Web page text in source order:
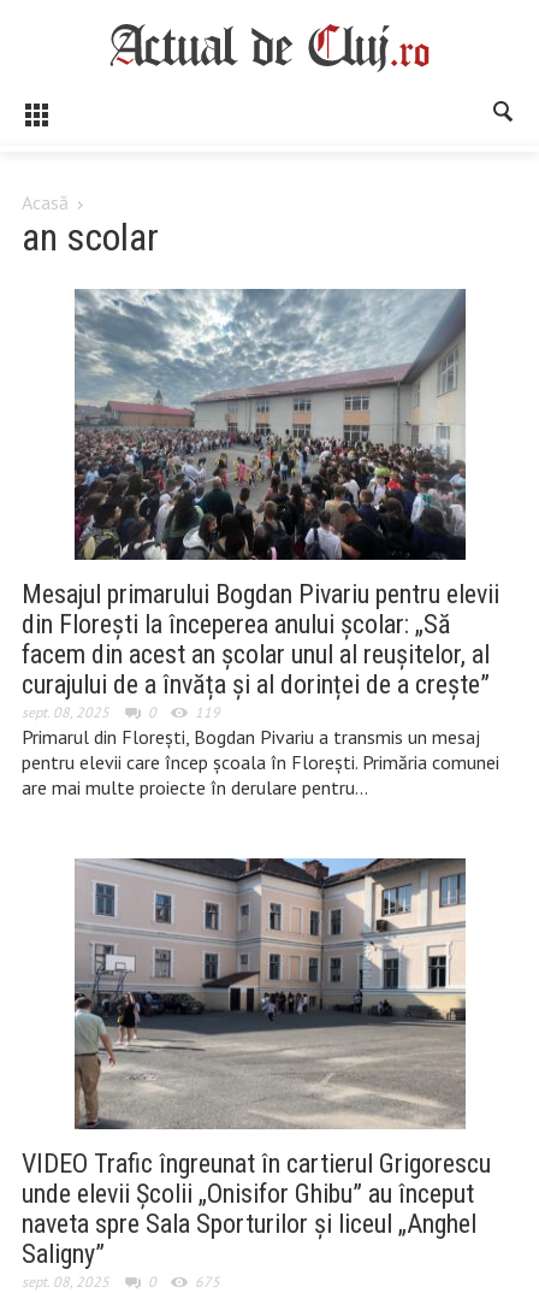
Acasă
an scolar
Mesajul primarului Bogdan Pivariu pentru elevii
din Florești la începerea anului școlar: „Să
facem din acest an școlar unul al reușitelor, al
curajului de a învăța și al dorinței de a crește”
sept. 08, 2025 0 119
Primarul din Florești, Bogdan Pivariu a transmis un mesaj
pentru elevii care încep școala în Florești. Primăria comunei
are mai multe proiecte în derulare pentru…
VIDEO Trafic îngreunat în cartierul Grigorescu
unde elevii Școlii „Onisifor Ghibu” au început
naveta spre Sala Sporturilor și liceul „Anghel
Saligny”
sept. 08, 2025 0 675